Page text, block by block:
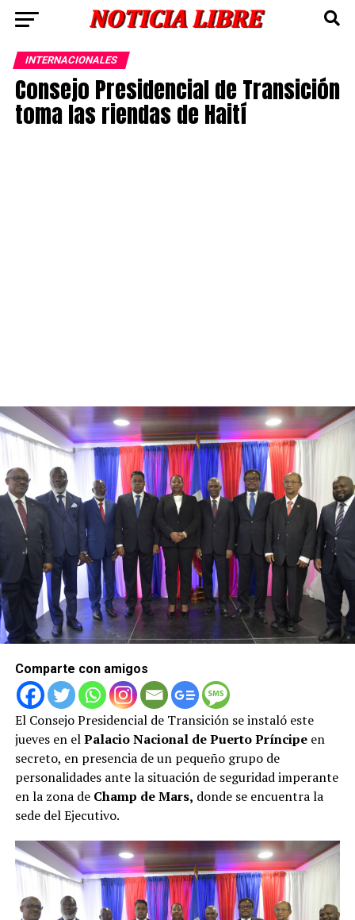
INTERNACIONALES
Consejo Presidencial de Transición
toma las riendas de Haití
Comparte con amigos
El Consejo Presidencial de Transición se instaló este
jueves en elPalacio Nacional de Puerto Príncipe en
secreto, en presencia de un pequeño grupo de
personalidades ante la situación de seguridad imperante
en la zona de Champ de Mars, donde se encuentra la
sede del Ejecutivo.